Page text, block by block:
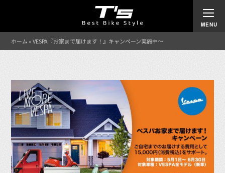
ホーム »VESPA『お家まで届けます！』キャンペーン実施中〜